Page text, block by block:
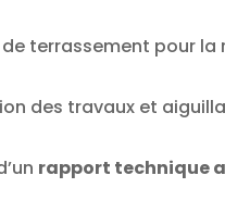
de terrassement pour la
des travaux et
rapport technique